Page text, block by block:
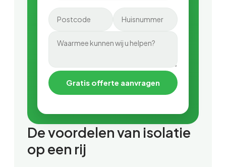
Gratis offerte aanvragen
De voordelen van isolatie
op een rij